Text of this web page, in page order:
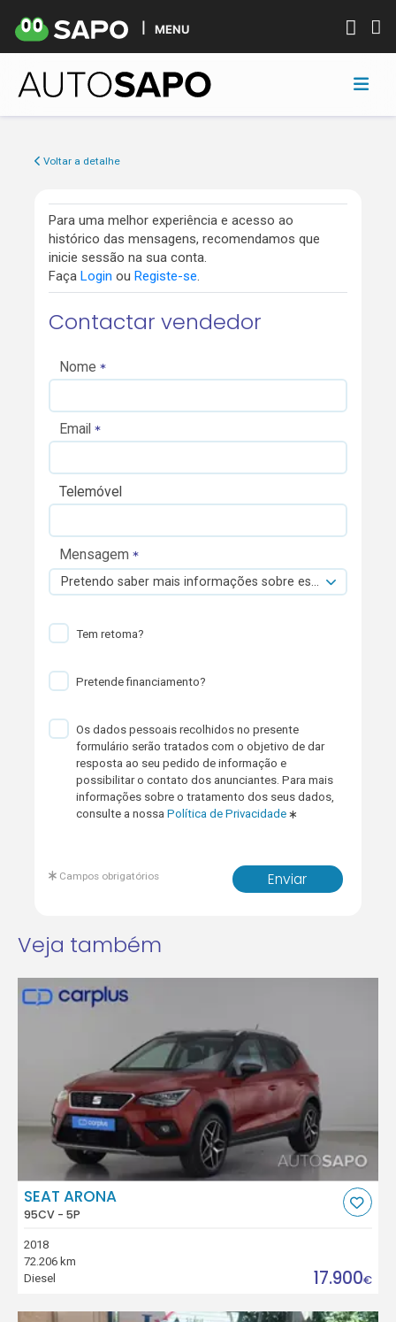
MENU
Voltar a detalhe
Para uma melhor experiência e acesso ao
histórico das mensagens, recomendamos que
inicie sessão na sua conta.
Faça Login ou Registe-se.
Contactar vendedor
Nome
Email
Telemóvel
Mensagem
Pretendo saber mais informações sobre esta viatura.
Tem retoma?
Pretende financiamento?
Os dados pessoais recolhidos no presente
formulário serão tratados com o objetivo de dar
resposta ao seu pedido de informação e
possibilitar o contato dos anunciantes. Para mais
informações sobre o tratamento dos seus dados,
consulte a nossaPolítica de Privacidade
Enviar
Campos obrigatórios
Veja também
SEAT ARONA
95CV - 5P
2018
72.206 km
Diesel
17.900€